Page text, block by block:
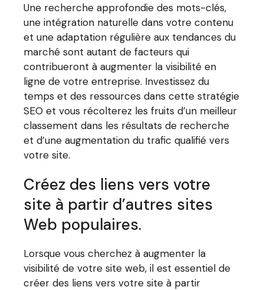
Une recherche approfondie des mots-clés,
une intégration naturelle dans votre contenu
et une adaptation régulière aux tendances du
marché sont autant de facteurs qui
contribueront à augmenter la visibilité en
ligne de votre entreprise. Investissez du
temps et des ressources dans cette stratégie
SEO et vous récolterez les fruits d’un meilleur
classement dans les résultats de recherche
et d’une augmentation du trafic qualifié vers
votre site.
Créez des liens vers votre
site à partir d’autres sites
Web populaires.
Lorsque vous cherchez à augmenter la
visibilité de votre site web, il est essentiel de
créer des liens vers votre site à partir